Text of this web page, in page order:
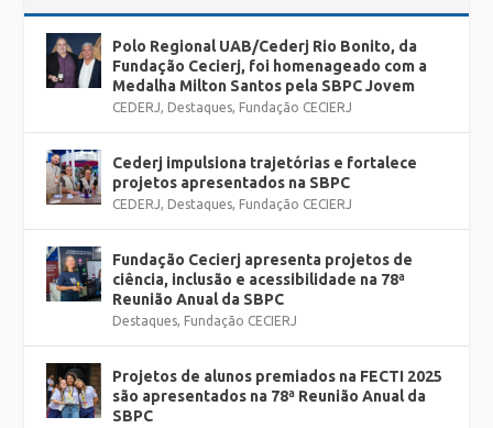
Polo Regional UAB/Cederj Rio Bonito, da
Fundação Cecierj, foi homenageado com a
Medalha Milton Santos pela SBPC Jovem
CEDERJ, Destaques, Fundação CECIERJ
Cederj impulsiona trajetórias e fortalece
projetos apresentados na SBPC
CEDERJ, Destaques, Fundação CECIERJ
Fundação Cecierj apresenta projetos de
ciência, inclusão e acessibilidade na 78ª
Reunião Anual da SBPC
Destaques, Fundação CECIERJ
Projetos de alunos premiados na FECTI 2025
são apresentados na 78ª Reunião Anual da
SBPC